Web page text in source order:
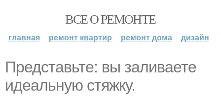
ВСЕ О РЕМОНТЕ
главная ремонт квартир ремонт дома дизайн
Представьте: вы заливаете
идеальную стяжку.